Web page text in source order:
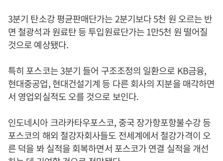
3분기 탄소강 평균판매단가는 2분기보다 5천 원 오르는 반
면 철광석과 원료탄 등 투입원료단가는 1만5천 원 떨어질
것으로 예상됐다.
특히 포스코는 3분기 들어 구조조정의 일환으로 KB금융,
현대중공업, 현대건설기계 등 다른 회사의 지분을 매각하면
서 영업외실적도 오를 것으로 보인다.
인도네시아 크라카타우포스코, 중국 장가항포항불수강 등
포스코의 해외 철강자회사들도 전세계에서 철강가격이 오
른 덕을 봐 실적을 회복하면서 포스코가 연결 실적을 개선